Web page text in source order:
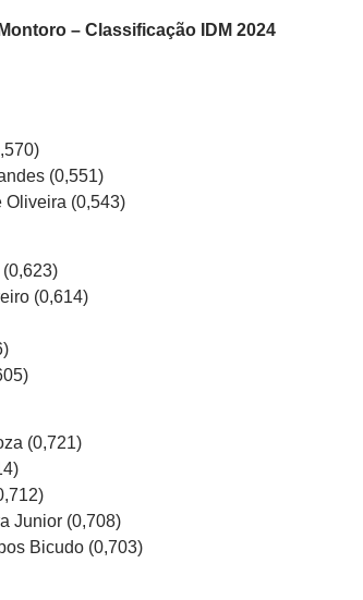
– Classificação IDM 2024
(0,551)
Oliveira (0,543)
(0,614)
(0,721)
Junior (0,708)
Bicudo (0,703)